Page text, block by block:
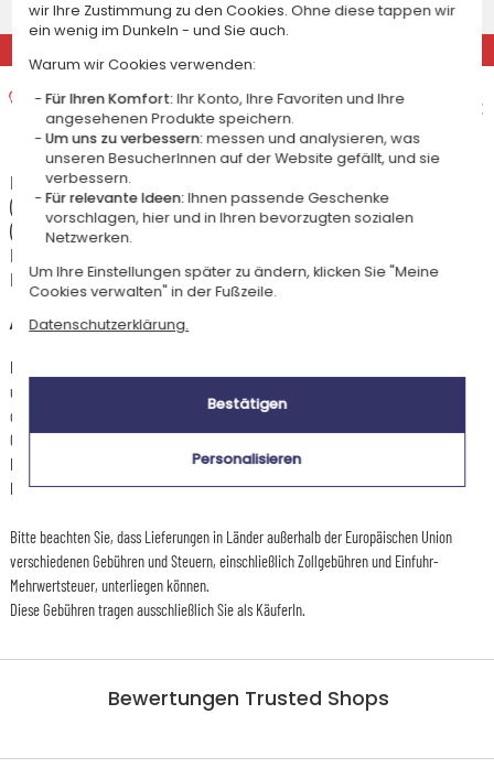
Bewertungen Trusted Shops
Dienstag 11 August 2026
Voraussichtliches Lieferdatum
Montag 10 August 2026
14,95 €
Die Versandkosten und Lieferzeiten können je nach Ihrem Wohnort
(abgelegene oder entlegene Gebiete) und dem Gewicht des Pakets
(Anzahl der bestellten Artikel) variieren. Über die genauen Kosten und
Lieferzeiten für jede Versandart informieren wir Sie, nachdem Sie Ihre
Lieferadresse angegeben haben.
Andere Länder +
Die Vorbereitungszeit für diesen Artikel beträgt 2 Werktage für die Standardlieferung
und weniger als 1 Werktag für die Expresslieferung nach Deutschland: jede Bestellung,
die von Montag bis Freitag vor Mittag aufgegeben wird, wird am selben Tag mit
Chronopost versendet, sodass die Zustellung für den nächsten Werktag geplant ist. Die
Lieferzeit für den Artikel hängt von seinem Zielort ab: sie beträgt 3 Werktage in DPD -
Paketshop für Deutschland.
Bitte beachten Sie, dass Lieferungen in Länder außerhalb der Europäischen Union
verschiedenen Gebühren und Steuern, einschließlich Zollgebühren und Einfuhr-
Mehrwertsteuer, unterliegen können.
Diese Gebühren tragen ausschließlich Sie als KäuferIn.
wir Ihre Zustimmung zu den Cookies. Ohne diese tappen wir
ein wenig im Dunkeln - und Sie auch.
Warum wir Cookies verwenden:
Für Ihren Komfort:Ihr Konto, Ihre Favoriten und Ihre
angesehenen Produkte speichern.
Um uns zu verbessern:messen und analysieren, was
unseren BesucherInnen auf der Website gefällt, und sie
verbessern.
Für relevante Ideen:Ihnen passende Geschenke
vorschlagen, hier und in Ihren bevorzugten sozialen
Netzwerken.
Um Ihre Einstellungen später zu ändern, klicken Sie "Meine
Cookies verwalten" in der Fußzeile.
Datenschutzerklärung.
Bestätigen
Personalisieren